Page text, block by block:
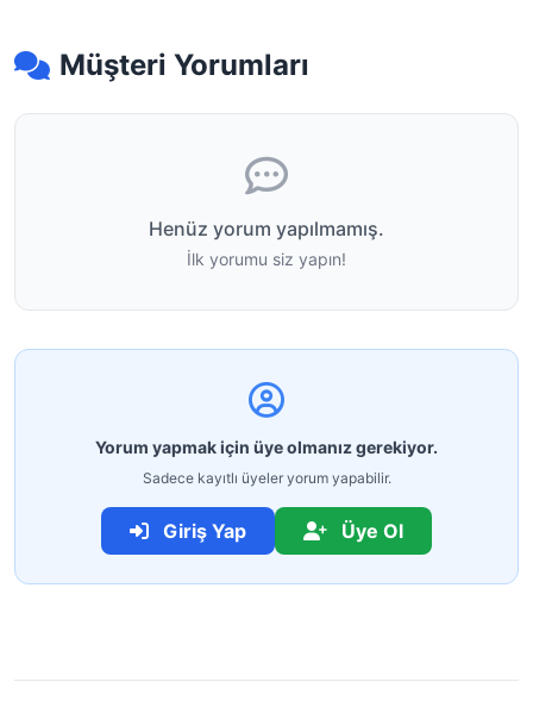
Müşteri Yorumları
Henüz yorum yapılmamış.
İlk yorumu siz yapın!
Yorum yapmak için üye olmanız gerekiyor.
Sadece kayıtlı üyeler yorum yapabilir.
Giriş Yap Üye Ol